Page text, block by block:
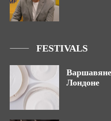
FESTIVALS
Варшавяне
Лондоне